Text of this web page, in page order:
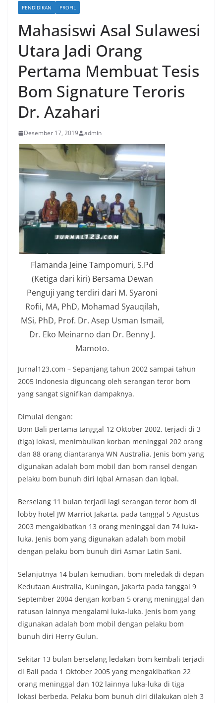
PENDIDIKAN PROFIL
Mahasiswi Asal Sulawesi
Utara Jadi Orang
Pertama Membuat Tesis
Bom Signature Teroris
Dr. Azahari
Desember 17, 2019 admin
Flamanda Jeine Tampomuri, S.Pd
(Ketiga dari kiri) Bersama Dewan
Penguji yang terdiri dari M. Syaroni
Rofii, MA, PhD, Mohamad Syauqilah,
MSi, PhD, Prof. Dr. Asep Usman Ismail,
Dr. Eko Meinarno dan Dr. Benny J.
Mamoto.
Jurnal123.com – Sepanjang tahun 2002 sampai tahun
2005 Indonesia diguncang oleh serangan teror bom
yang sangat signifikan dampaknya.
Dimulai dengan:
Bom Bali pertama tanggal 12 Oktober 2002, terjadi di 3
(tiga) lokasi, menimbulkan korban meninggal 202 orang
dan 88 orang diantaranya WN Australia. Jenis bom yang
digunakan adalah bom mobil dan bom ransel dengan
pelaku bom bunuh diri Iqbal Arnasan dan Iqbal.
Berselang 11 bulan terjadi lagi serangan teror bom di
lobby hotel JW Marriot Jakarta, pada tanggal 5 Agustus
2003 mengakibatkan 13 orang meninggal dan 74 luka-
luka. Jenis bom yang digunakan adalah bom mobil
dengan pelaku bom bunuh diri Asmar Latin Sani.
Selanjutnya 14 bulan kemudian, bom meledak di depan
Kedutaan Australia, Kuningan, Jakarta pada tanggal 9
September 2004 dengan korban 5 orang meninggal dan
ratusan lainnya mengalami luka-luka. Jenis bom yang
digunakan adalah bom mobil dengan pelaku bom
bunuh diri Herry Gulun.
Sekitar 13 bulan berselang ledakan bom kembali terjadi
di Bali pada 1 Oktober 2005 yang mengakibatkan 22
orang meninggal dan 102 lainnya luka-luka di tiga
lokasi berbeda. Pelaku bom bunuh diri dilakukan oleh 3